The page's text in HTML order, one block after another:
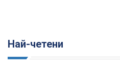
Най-четени